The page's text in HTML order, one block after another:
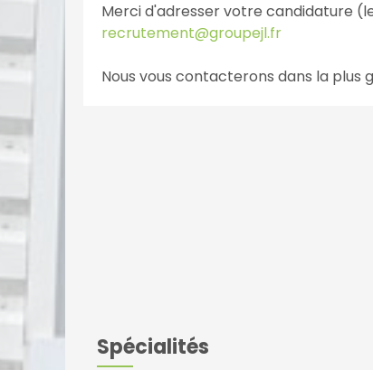
Merci d'adresser votre candidature
recrutement@groupejl.fr
Nous vous contacterons dans la plus
Spécialités